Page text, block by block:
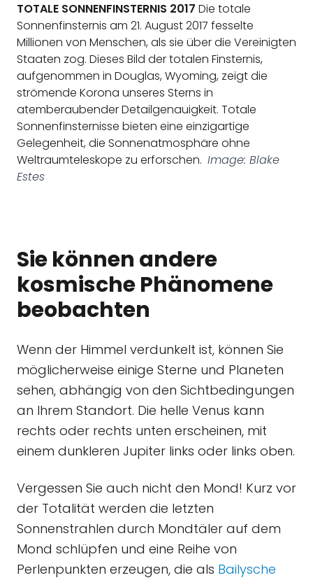
TOTALE SONNENFINSTERNIS 2017 Die totale
Sonnenfinsternis am 21. August 2017 fesselte
Millionen von Menschen, als sie über die Vereinigten
Staaten zog. Dieses Bild der totalen Finsternis,
aufgenommen in Douglas, Wyoming, zeigt die
strömende Korona unseres Sterns in
atemberaubender Detailgenauigkeit. Totale
Sonnenfinsternisse bieten eine einzigartige
Gelegenheit, die Sonnenatmosphäre ohne
Weltraumteleskope zu erforschen. Image: Blake
Estes
Sie können andere
kosmische Phänomene
beobachten
Wenn der Himmel verdunkelt ist, können Sie
möglicherweise einige Sterne und Planeten
sehen, abhängig von den Sichtbedingungen
an Ihrem Standort. Die helle Venus kann
rechts oder rechts unten erscheinen, mit
einem dunkleren Jupiter links oder links oben.
Vergessen Sie auch nicht den Mond! Kurz vor
der Totalität werden die letzten
Sonnenstrahlen durch Mondtäler auf dem
Mond schlüpfen und eine Reihe von
Perlenpunkten erzeugen, die als Bailysche